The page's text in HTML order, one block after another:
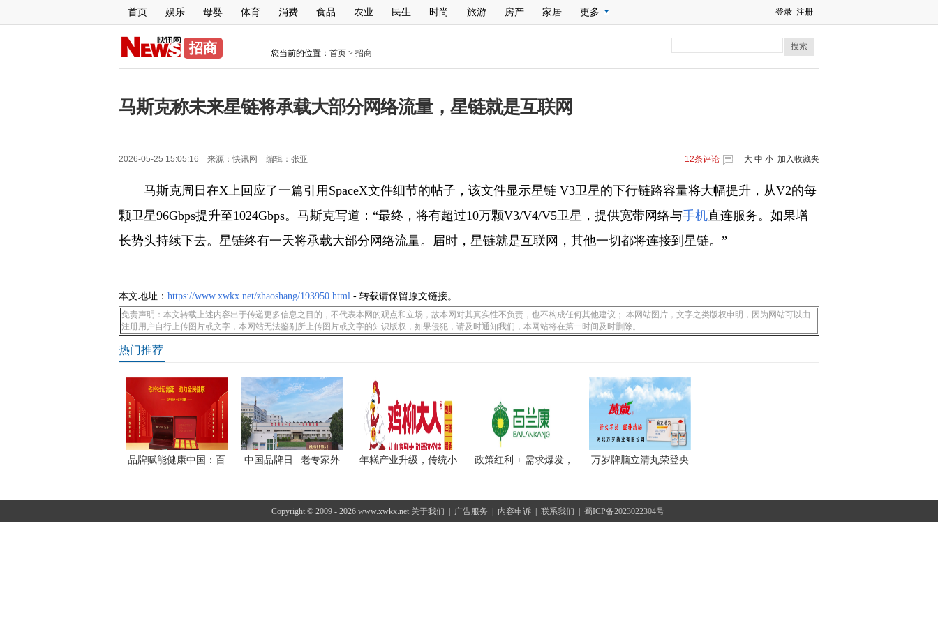
首页 娱乐 母婴 体育 消费 食品 农业 民生 时尚 旅游 房产 家居 更多 登录 注册
招商 您当前的位置： 首页> 招商
搜索
马斯克称未来星链将承载大部分网络流量，星链就是互联网
2026-05-25 15:05:16 来源：快讯网 编辑： 张亚 大 中 小 加入收藏夹
12条评论
马斯克周日在X上回应了一篇引用SpaceX文件细节的帖子，该文件显示星链 V3卫星的下行链路容量将大幅提升，从V2的每
颗卫星96Gbps提升至1024Gbps。马斯克写道：“最终，将有超过10万颗V3/V4/V5卫星，提供宽带网络与手机直连服务。如果增
长势头持续下去。星链终有一天将承载大部分网络流量。届时，星链就是互联网，其他一切都将连接到星链。”
本文地址： https://www.xwkx.net/zhaoshang/193950.html- 转载请保留原文链接。
免责声明：本文转载上述内容出于传递更多信息之目的，不代表本网的观点和立场，故本网对其真实性不负责，也不构成任何其他建议； 本网站图片，文字之类版权申明，因为网站可以由
注册用户自行上传图片或文字，本网站无法鉴别所上传图片或文字的知识版权，如果侵犯，请及时通知我们，本网站将在第一时间及时删除。
热门推荐
品牌赋能健康中国：百
中国品牌日 | 老专家外
年糕产业升级，传统小
政策红利 + 需求爆发，
万岁牌脑立清丸荣登央
Copyright © 2009 - 2026 www.xwkx.net 关于我们 广告服务 内容申诉 联系我们 蜀ICP备2023022304号